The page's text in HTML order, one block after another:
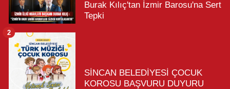
Burak Kılıç'tan İzmir Barosu'na Sert
Tepki
SİNCAN BELEDİYESİ ÇOCUK
KOROSU BAŞVURU DUYURU
2